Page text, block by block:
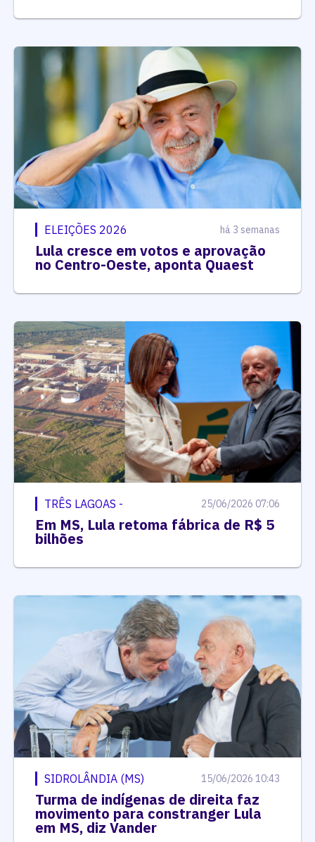
ELEIÇÕES 2026 há 3 semanas
Lula cresce em votos e aprovação
no Centro-Oeste, aponta Quaest
TRÊS LAGOAS - 25/06/2026 07:06
Em MS, Lula retoma fábrica de R$ 5
bilhões
SIDROLÂNDIA (MS) 15/06/2026 10:43
Turma de indígenas de direita faz
movimento para constranger Lula
em MS, diz Vander